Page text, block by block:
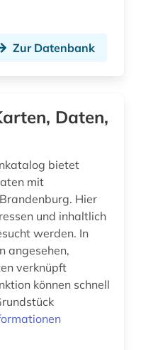
Zur Datenbank
Daten,
bietet
mit
Hier
und inhaltlich
werden. In
angesehen,
verknüpft
können schnell